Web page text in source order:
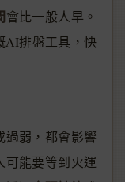
會比一般人早。
AI排盤工具，快
過弱，都會影響
可能要等到火運